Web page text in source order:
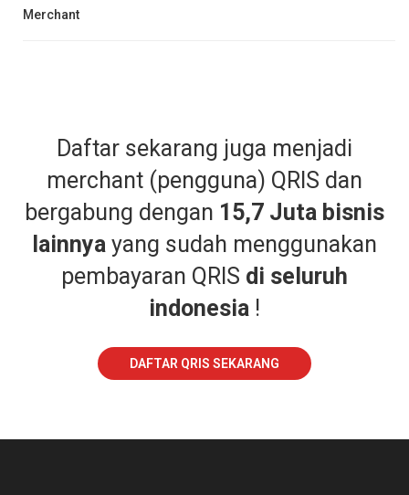
Merchant
Daftar sekarang juga menjadi
merchant (pengguna) QRIS dan
bergabung dengan 15,7 Juta bisnis
lainnya yang sudah menggunakan
pembayaran QRIS di seluruh
indonesia !
DAFTAR QRIS SEKARANG